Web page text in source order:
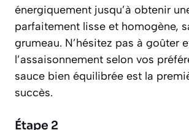
énergiquement jusqu’à obtenir
parfaitement lisse et homogène,
grumeau. N’hésitez pas à goûter
l’assaisonnement selon vos
sauce bien équilibrée est la
succès.
Étape 2